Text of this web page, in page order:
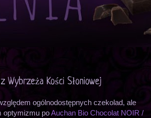
Wybrzeża Kości Słoniowej
ogólnodostępnych czekolad, ale
optymizmu poAuchan Bio Chocolat NOIR /